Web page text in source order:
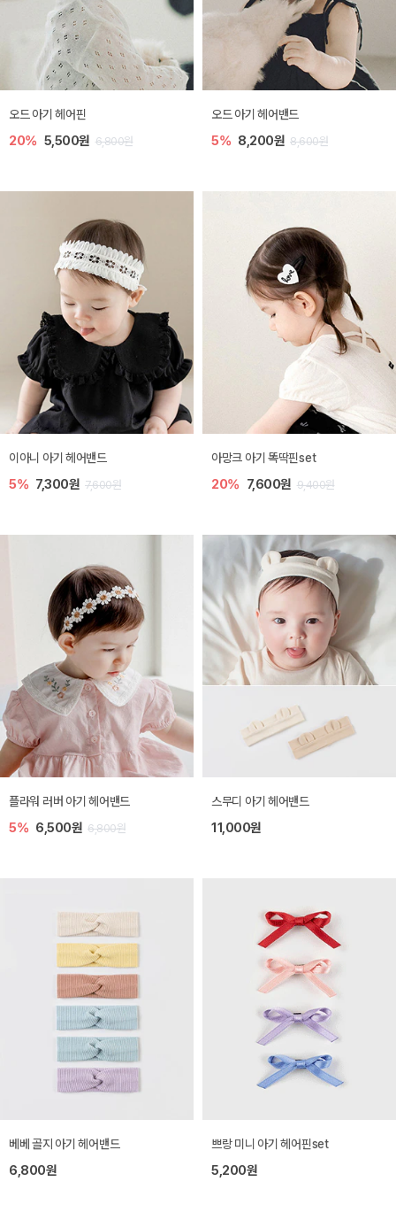
오드 아기 헤어핀
20% 5,500원 6,800원
오드 아기 헤어밴드
5% 8,200원 8,600원
이아니 아기 헤어밴드
5% 7,300원 7,600원
아망크 아기 똑딱핀set
20% 7,600원 9,400원
플라워 러버 아기 헤어밴드
5% 6,500원 6,800원
스무디 아기 헤어밴드
11,000원
베베 골지 아기 헤어밴드
6,800원
쁘랑 미니 아기 헤어핀set
5,200원